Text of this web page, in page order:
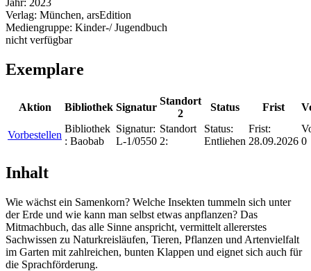
Jahr: 2023
Verlag: München, arsEdition
Mediengruppe: Kinder-/ Jugendbuch
nicht verfügbar
Exemplare
Aktion Bibliothek Signatur
Standort
2
Status Frist
Vorbestellen
Bibliothek
: Baobab
Signatur:
L-1/0550
Standort
2:
Status:
Entliehen
Frist:
28.09.2026 0
Inhalt
Wie wächst ein Samenkorn? Welche Insekten tummeln sich unter
der Erde und wie kann man selbst etwas anpflanzen? Das
Mitmachbuch, das alle Sinne anspricht, vermittelt allererstes
Sachwissen zu Naturkreisläufen, Tieren, Pflanzen und Artenvielfalt
im Garten mit zahlreichen, bunten Klappen und eignet sich auch für
die Sprachförderung.